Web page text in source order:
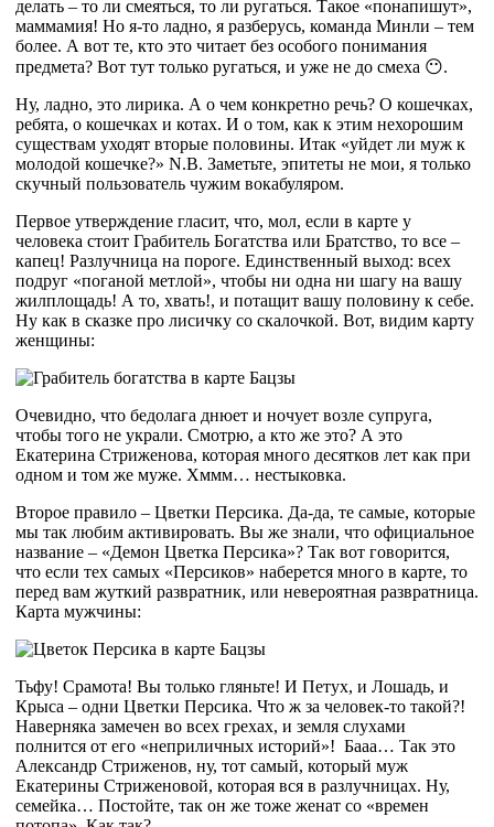
делать – то ли смеяться, то ли ругаться. Такое «понапишут»,
маммамия! Но я-то ладно, я разберусь, команда Минли – тем
более. А вот те, кто это читает без особого понимания
предмета? Вот тут только ругаться, и уже не до смеха 😶.
Ну, ладно, это лирика. А о чем конкретно речь? О кошечках,
ребята, о кошечках и котах. И о том, как к этим нехорошим
существам уходят вторые половины. Итак «уйдет ли муж к
молодой кошечке?» N.B. Заметьте, эпитеты не мои, я только
скучный пользователь чужим вокабуляром.
Первое утверждение гласит, что, мол, если в карте у
человека стоит Грабитель Богатства или Братство, то все –
капец! Разлучница на пороге. Единственный выход: всех
подруг «поганой метлой», чтобы ни одна ни шагу на вашу
жилплощадь! А то, хвать!, и потащит вашу половину к себе.
Ну как в сказке про лисичку со скалочкой. Вот, видим карту
женщины:
Очевидно, что бедолага днюет и ночует возле супруга,
чтобы того не украли. Смотрю, а кто же это? А это
Екатерина Стриженова, которая много десятков лет как при
одном и том же муже. Хммм… нестыковка.
Второе правило – Цветки Персика. Да-да, те самые, которые
мы так любим активировать. Вы же знали, что официальное
название – «Демон Цветка Персика»? Так вот говорится,
что если тех самых «Персиков» наберется много в карте, то
перед вам жуткий развратник, или невероятная развратница.
Карта мужчины:
Тьфу! Срамота! Вы только гляньте! И Петух, и Лошадь, и
Крыса – одни Цветки Персика. Что ж за человек-то такой?!
Наверняка замечен во всех грехах, и земля слухами
полнится от его «неприличных историй»! Бааа… Так это
Александр Стриженов, ну, тот самый, который муж
Екатерины Стриженовой, которая вся в разлучницах. Ну,
семейка… Постойте, так он же тоже женат со «времен